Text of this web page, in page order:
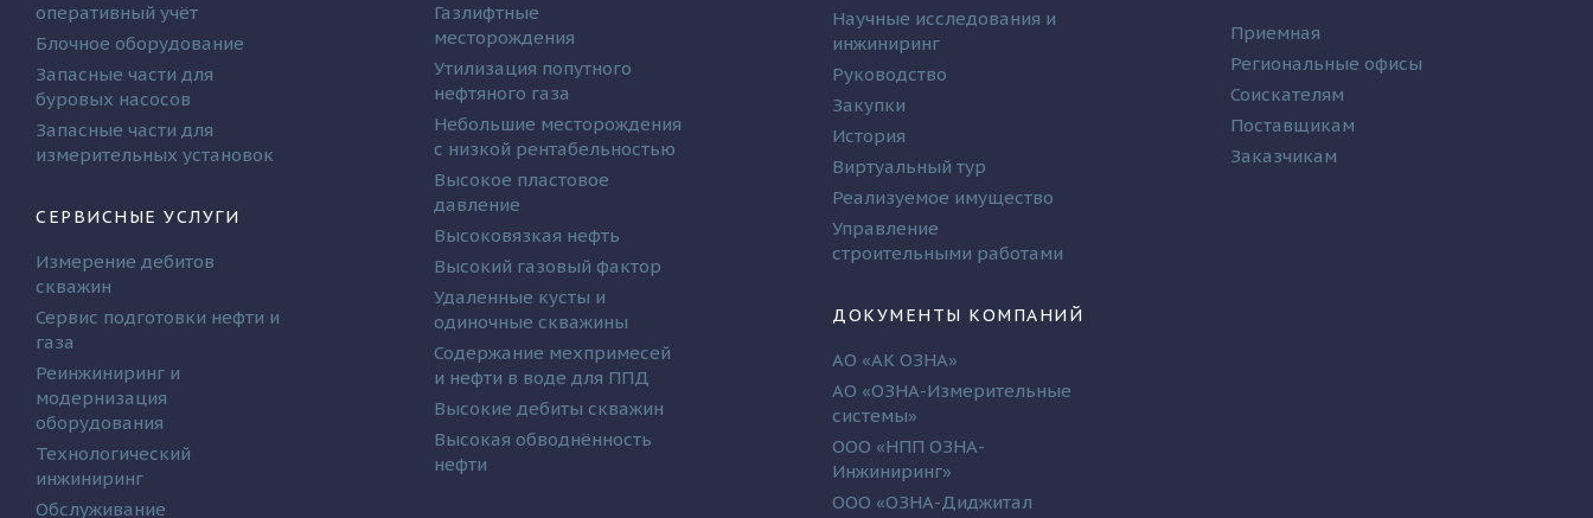
оперативный учёт
Блочное оборудование
Запасные части для
буровых насосов
Запасные части для
измерительных установок
СЕРВИСНЫЕ УСЛУГИ
Измерение дебитов
скважин
Сервис подготовки нефти и
газа
Реинжиниринг и
модернизация
оборудования
Технологический
инжиниринг
Обслуживание
Газлифтные
месторождения
Утилизация попутного
нефтяного газа
Небольшие месторождения
с низкой рентабельностью
Высокое пластовое
давление
Высоковязкая нефть
Высокий газовый фактор
Удаленные кусты и
одиночные скважины
Содержание мехпримесей
и нефти в воде для ППД
Высокие дебиты скважин
Высокая обводнённость
нефти
Научные исследования и
инжиниринг
Руководство
Закупки
История
Виртуальный тур
Реализуемое имущество
Управление
строительными работами
ДОКУМЕНТЫ КОМПАНИЙ
АО «АК ОЗНА»
АО «ОЗНА-Измерительные
системы»
ООО «НПП ОЗНА-
Инжиниринг»
ООО «ОЗНА-Диджитал
Приемная
Региональные офисы
Соискателям
Поставщикам
Заказчикам